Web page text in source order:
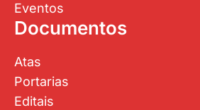
Eventos
Documentos
Atas
Portarias
Editais